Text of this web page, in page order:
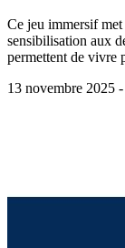
Ce jeu immersif
sensibilisation aux
permettent de vivre
13 novembre 2025